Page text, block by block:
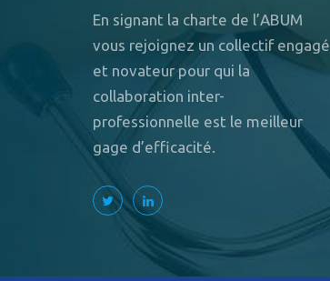
En signant la charte de l’ABUM
vous rejoignez un collectif engagé
et novateur pour qui la
collaboration inter-
professionnelle est le meilleur
gage d’efficacité.